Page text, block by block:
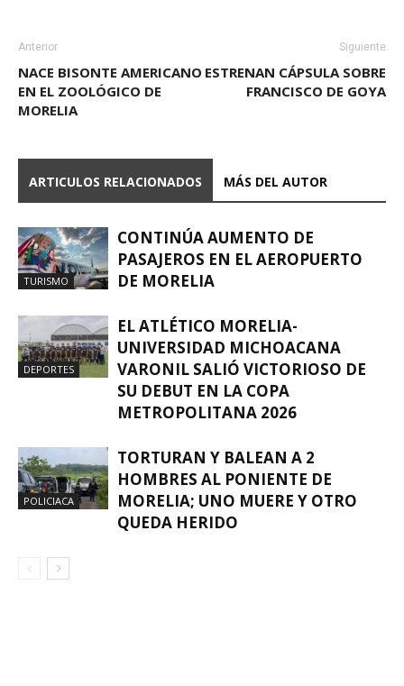
Anterior
NACE BISONTE AMERICANO
EN EL ZOOLÓGICO DE
MORELIA
Siguiente
ESTRENAN CÁPSULA SOBRE
FRANCISCO DE GOYA
ARTICULOS RELACIONADOS MÁS DEL AUTOR
TURISMO
CONTINÚA AUMENTO DE
PASAJEROS EN EL AEROPUERTO
DE MORELIA
DEPORTES
EL ATLÉTICO MORELIA-
UNIVERSIDAD MICHOACANA
VARONIL SALIÓ VICTORIOSO DE
SU DEBUT EN LA COPA
METROPOLITANA 2026
POLICIACA
TORTURAN Y BALEAN A 2
HOMBRES AL PONIENTE DE
MORELIA; UNO MUERE Y OTRO
QUEDA HERIDO